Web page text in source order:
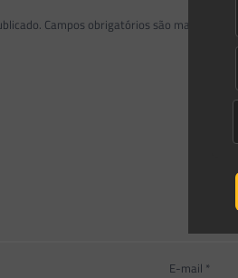
Campos obrigatórios são marcados
E-mail *